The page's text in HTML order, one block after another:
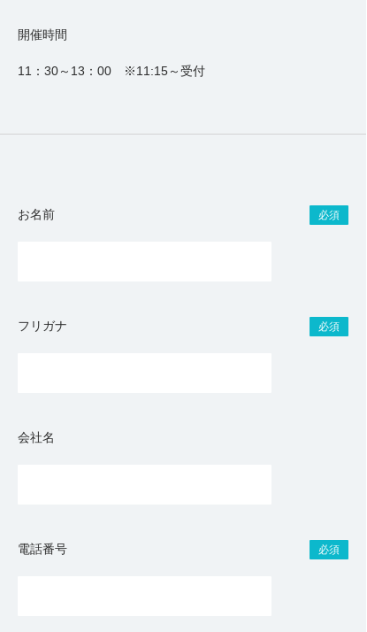
開催時間
11：30～13：00 ※11:15～受付
お名前 必須
フリガナ 必須
会社名
電話番号 必須